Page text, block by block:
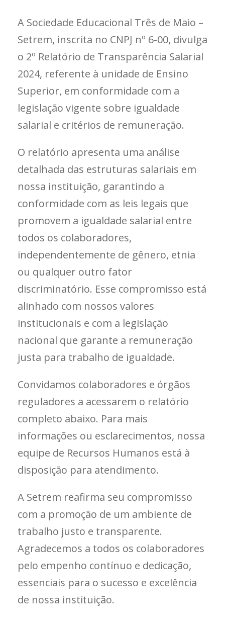
A Sociedade Educacional Três de Maio –
Setrem, inscrita no CNPJ nº 6-00, divulga
o 2º Relatório de Transparência Salarial
2024, referente à unidade de Ensino
Superior, em conformidade com a
legislação vigente sobre igualdade
salarial e critérios de remuneração.
O relatório apresenta uma análise
detalhada das estruturas salariais em
nossa instituição, garantindo a
conformidade com as leis legais que
promovem a igualdade salarial entre
todos os colaboradores,
independentemente de gênero, etnia
ou qualquer outro fator
discriminatório. Esse compromisso está
alinhado com nossos valores
institucionais e com a legislação
nacional que garante a remuneração
justa para trabalho de igualdade.
Convidamos colaboradores e órgãos
reguladores a acessarem o relatório
completo abaixo. Para mais
informações ou esclarecimentos, nossa
equipe de Recursos Humanos está à
disposição para atendimento.
A Setrem reafirma seu compromisso
com a promoção de um ambiente de
trabalho justo e transparente.
Agradecemos a todos os colaboradores
pelo empenho contínuo e dedicação,
essenciais para o sucesso e excelência
de nossa instituição.